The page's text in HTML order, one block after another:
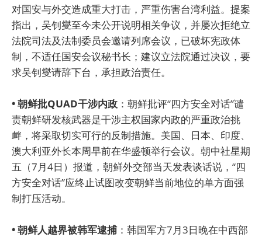
对国安与外交造成重大打击，严重伤害台湾利益。提案
指出，吴钊燮至今未公开说明相关争议，并屡次拒绝立
法院司法及法制委员会邀请列席会议，已破坏宪政体
制，不适任国安会议秘书长；建议立法院通过决议，要
求吴钊燮请辞下台，承担政治责任。
• 朝鲜批QUAD干涉内政 ：朝鲜批评“四方安全对话”谴
责朝鲜研发核武器是干涉主权国家内政的严重政治挑
衅，将采取切实可行的反制措施。美国、日本、印度、
澳大利亚外长本周早前在华盛顿举行会议。朝中社星期
五（7月4日）报道，朝鲜外交部当天发表谈话说，“四
方安全对话”应终止试图改变朝鲜当前地位的单方面强
制打压活动。
• 朝鲜人越界被韩军逮捕：韩国军方7月3日晚在中西部